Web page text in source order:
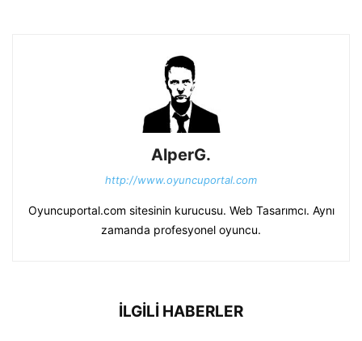
AlperG.
http://www.oyuncuportal.com
Oyuncuportal.com sitesinin kurucusu. Web Tasarımcı. Aynı
zamanda profesyonel oyuncu.
İLGİLİ HABERLER